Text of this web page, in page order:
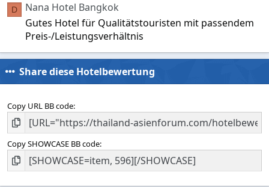
D
Nana Hotel Bangkok
Gutes Hotel für Qualitätstouristen mit passendem
Preis-/Leistungsverhältnis
Share diese Hotelbewertung
Copy URL BB code
Copy SHOWCASE BB code